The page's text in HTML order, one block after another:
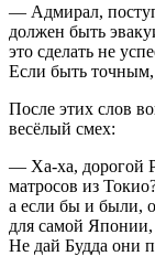
— Адмирал,
должен быть
это сделать не
Если быть точным,
После этих слов
весёлый смех:
— Ха-ха, дорогой
матросов из
а если бы и были,
для самой Японии,
Не дай Будда они